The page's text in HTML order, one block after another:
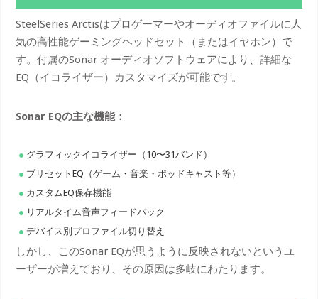
SteelSeries Arctisはプロゲーマーやオーディオファイルに人
気の高性能ゲーミングヘッドセット（またはイヤホン）で
す。付属のSonar オーディオソフトウェアにより、詳細な
EQ（イコライザー）カスタマイズが可能です。
Sonar EQの主な機能：
グラフィックイコライザー（10〜31バンド）
プリセットEQ（ゲーム・音楽・ポッドキャスト等）
カスタムEQ保存機能
リアルタイム音声フィードバック
デバイス別プロファイル切り替え
しかし、このSonar EQが思うように反映されないというユ
ーザーが増えており、その原因は多岐にわたります。